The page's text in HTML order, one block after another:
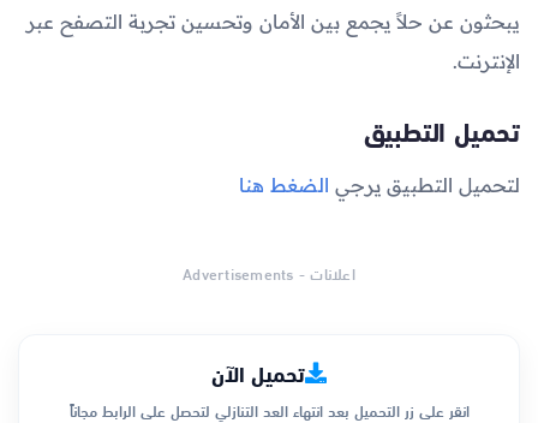
يبحثون عن حلاً يجمع بين الأمان وتحسين تجربة التصفح عبر
الإنترنت.
تحميل التطبيق
لتحميل التطبيق يرجي الضغط هنا
اعلانات - Advertisements
تحميل الآن
انقر على زر التحميل بعد انتهاء العد التنازلي لتحصل على الرابط مجاناً